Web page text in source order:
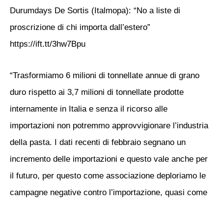
Durumdays De Sortis (Italmopa): “No a liste di
proscrizione di chi importa dall’estero”
https://ift.tt/3hw7Bpu
“Trasformiamo 6 milioni di tonnellate annue di grano
duro rispetto ai 3,7 milioni di tonnellate prodotte
internamente in Italia e senza il ricorso alle
importazioni non potremmo approvvigionare l’industria
della pasta. I dati recenti di febbraio segnano un
incremento delle importazioni e questo vale anche per
il futuro, per questo come associazione deploriamo le
campagne negative contro l’importazione, quasi come